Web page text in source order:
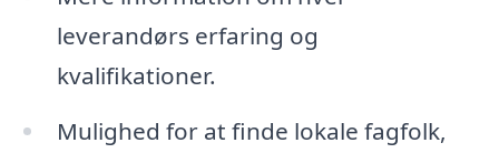
leverandørs erfaring og
kvalifikationer.
Mulighed for at finde lokale fagfolk,